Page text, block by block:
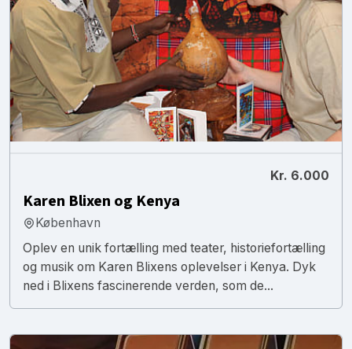
Kr. 6.000
Karen Blixen og Kenya
København
Oplev en unik fortælling med teater, historiefortælling
og musik om Karen Blixens oplevelser i Kenya. Dyk
ned i Blixens fascinerende verden, som de...